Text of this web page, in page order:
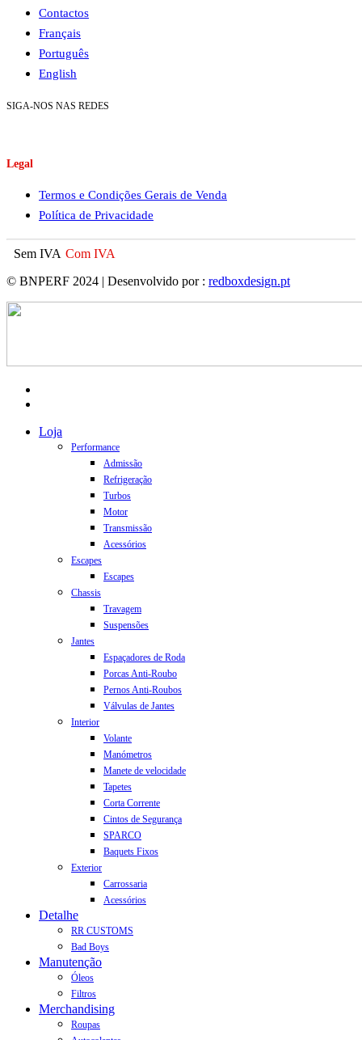
Contactos
Français
Português
English
SIGA-NOS NAS REDES
Legal
Termos e Condições Gerais de Venda
Política de Privacidade
Sem IVA Com IVA
© BNPERF 2024 | Desenvolvido por : redboxdesign.pt
Close
Loja
Performance
Admissão
Refrigeração
Turbos
Motor
Transmissão
Acessórios
Escapes
Escapes
Chassis
Travagem
Suspensões
Jantes
Espaçadores de Roda
Porcas Anti-Roubo
Pernos Anti-Roubos
Válvulas de Jantes
Interior
Volante
Manómetros
Manete de velocidade
Tapetes
Corta Corrente
Cintos de Segurança
SPARCO
Baquets Fixos
Exterior
Carrossaria
Acessórios
Detalhe
RR CUSTOMS
Bad Boys
Manutenção
Óleos
Filtros
Merchandising
Roupas